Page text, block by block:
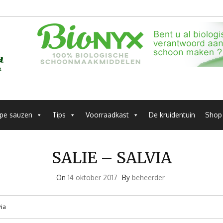
sauzen Tips Voorraadkast De kruidentuin Shop
SALIE – SALVIA
On 14 oktober 2017 By beheerder